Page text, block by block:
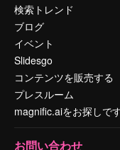
検索トレンド
ブログ
イベント
Slidesgo
コンテンツを販売する
プレスルーム
magnific.aiをお探しで
お問い合わせ